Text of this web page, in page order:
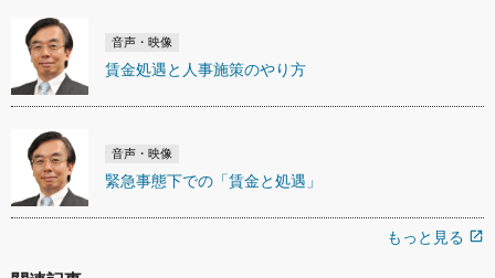
音声・映像
賃金処遇と人事施策のやり方
音声・映像
緊急事態下での「賃金と処遇」
もっと見る open_in_new